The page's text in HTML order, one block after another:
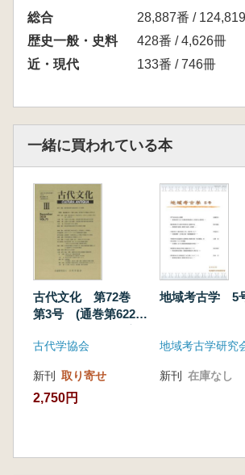
総合
28,887番 /
歴史一般・史料
428番 / 4,626冊
近・現代
133番 / 746冊
一緒に買われている本
古代文化 第72巻
第3号 (通巻第622
の「弥生文化」を外
古代学協会
新刊 取り寄せ
2,750円
地域考古学 5
地域考古学研究
新刊 在庫なし